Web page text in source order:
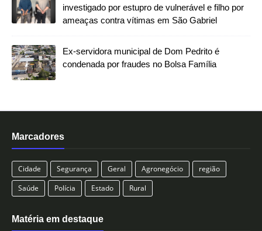
investigado por estupro de vulnerável e filho por
ameaças contra vítimas em São Gabriel
Ex-servidora municipal de Dom Pedrito é
condenada por fraudes no Bolsa Família
Marcadores
Cidade Segurança Geral Agronegócio
região
Saúde
Polícia Estado Rural
Matéria em destaque